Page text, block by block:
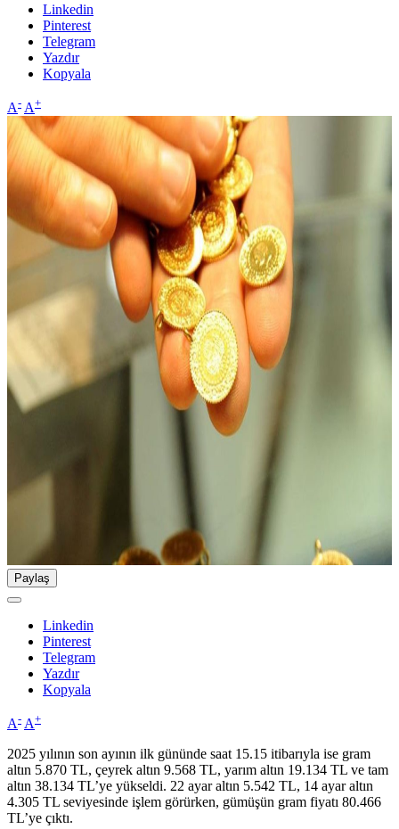
Linkedin
Pinterest
Telegram
Yazdır
Kopyala
A- A+
Paylaş
Linkedin
Pinterest
Telegram
Yazdır
Kopyala
A- A+
2025 yılının son ayının ilk gününde saat 15.15 itibarıyla ise gram
altın 5.870 TL, çeyrek altın 9.568 TL, yarım altın 19.134 TL ve tam
altın 38.134 TL’ye yükseldi. 22 ayar altın 5.542 TL, 14 ayar altın
4.305 TL seviyesinde işlem görürken, gümüşün gram fiyatı 80.466
TL’ye çıktı.